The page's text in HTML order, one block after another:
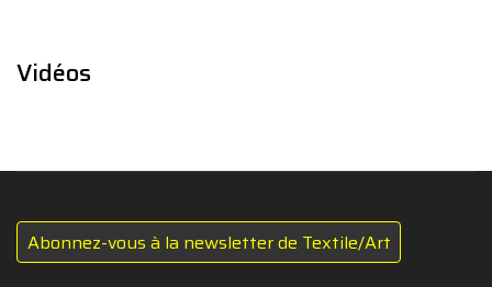
Vidéos
Abonnez-vous à la newsletter de Textile/Art